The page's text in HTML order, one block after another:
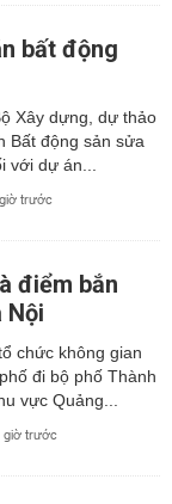
bất động
Xây dựng, dự thảo
Bất động sản sửa
với dự án...
trước
điểm bắn
Nội
chức không gian
đi bộ phố Thành
vực Quảng...
giờ trước